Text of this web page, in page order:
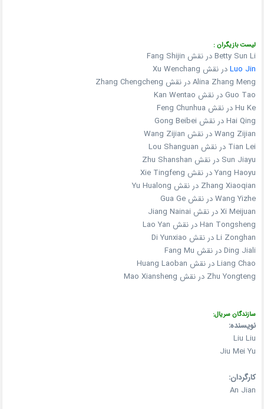
لیست بازیگران :
Betty Sun Li در نقش Fang Shijin
Luo Jinدر نقش Xu Wenchang
Alina Zhang Meng در نقش Zhang Chengcheng
Guo Tao در نقش Kan Wentao
Hu Ke در نقش Feng Chunhua
Hai Qing در نقش Gong Beibei
Wang Zijian در نقش Wang Zijian
Tian Lei در نقش Lou Shanguan
Sun Jiayu در نقش Zhu Shanshan
Yang Haoyu در نقش Xie Tingfeng
Zhang Xiaoqian در نقش Yu Hualong
Wang Yizhe در نقش Gua Ge
Xi Meijuan در نقش Jiang Nainai
Han Tongsheng در نقش Lao Yan
Li Zonghan در نقش Di Yunxiao
Ding Jiali در نقش Fang Mu
Liang Chao در نقش Huang Laoban
Zhu Yongteng در نقش Mao Xiansheng
سازندگان سریال:
نویسنده:
Liu Liu
Jiu Mei Yu
کارگردان:
An Jian